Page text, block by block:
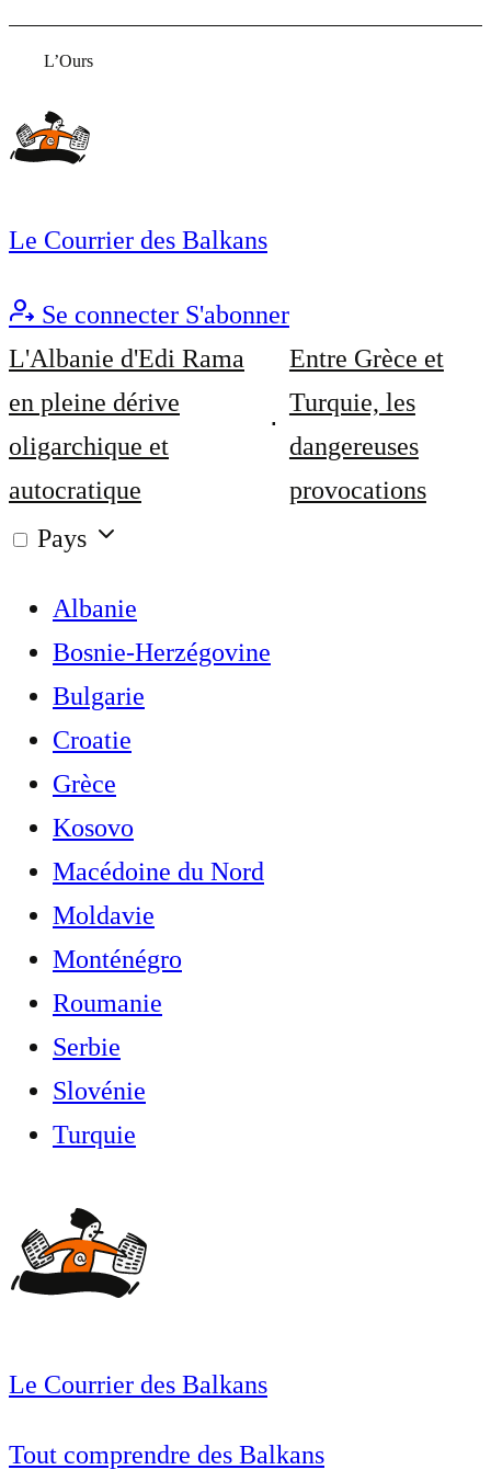
L’Ours
Le Courrier des Balkans
Se connecter S'abonner
L'Albanie d'Edi Rama
en pleine dérive
oligarchique et
autocratique
Entre Grèce et
Turquie, les
dangereuses
provocations
Pays
Albanie
Bosnie-Herzégovine
Bulgarie
Croatie
Grèce
Kosovo
Macédoine du Nord
Moldavie
Monténégro
Roumanie
Serbie
Slovénie
Turquie
Le Courrier des Balkans
Tout comprendre des Balkans